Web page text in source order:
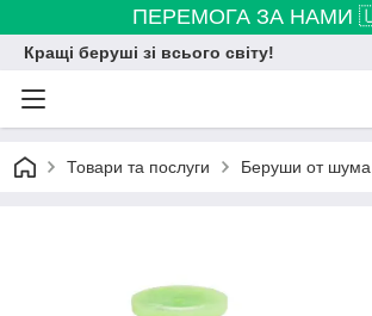
ПЕРЕМОГА ЗА НАМИ
Кращі беруші зі всього світу!
Товари та послуги Беруши от шума